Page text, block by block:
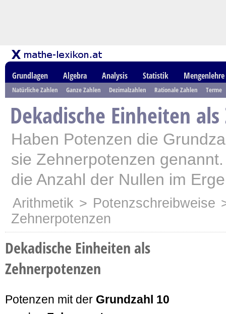
Grundlagen Algebra Analysis Statistik Mengenlehre
Natürliche Zahlen Ganze Zahlen Dezimalzahlen Rationale Zahlen Terme
Dekadische Einheiten
Haben Potenzen die
sie Zehnerpotenzen
die Anzahl der Nullen im
Arithmetik > Potenzschreibweise
Zehnerpotenzen
Dekadische Einheiten als
Zehnerpotenzen
Potenzen mit der Grundzahl 10